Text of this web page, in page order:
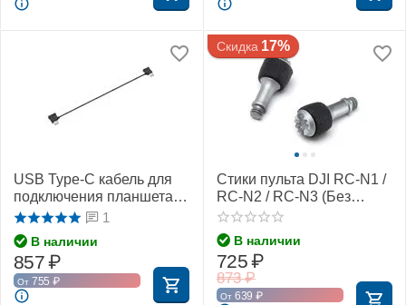
USB Type-C кабель для
подключения планшета к
пульту DJI RC-N1 / RC-N2
/ RC-N3 (29 см) (YX)
1
В наличии
857₽
От 755 ₽
Скидка 17%
Стики пульта DJI RC-N1 /
RC-N2 / RC-N3 (Без
упаковки)
В наличии
873 ₽
725₽
От 639 ₽